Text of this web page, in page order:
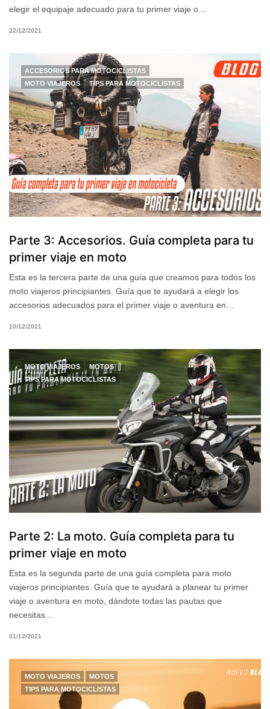
elegir el equipaje adecuado para tu primer viaje o…
22/12/2021
ACCESORIOS PARA MOTOCICLISTAS
MOTO VIAJEROS
TIPS PARA MOTOCICLISTAS
Parte 3: Accesorios. Guía completa para tu
primer viaje en moto
Esta es la tercera parte de una guía que creamos para todos los
moto viajeros principiantes. Guía que te ayudará a elegir los
accesorios adecuados para el primer viaje o aventura en…
10/12/2021
MOTO VIAJEROS
MOTOS
TIPS PARA MOTOCICLISTAS
Parte 2: La moto. Guía completa para tu
primer viaje en moto
Esta es la segunda parte de una guía completa para moto
viajeros principiantes. Guía que te ayudará a planear tu primer
viaje o aventura en moto, dándote todas las pautas que
necesitas…
01/12/2021
MOTO VIAJEROS
MOTOS
TIPS PARA MOTOCICLISTAS